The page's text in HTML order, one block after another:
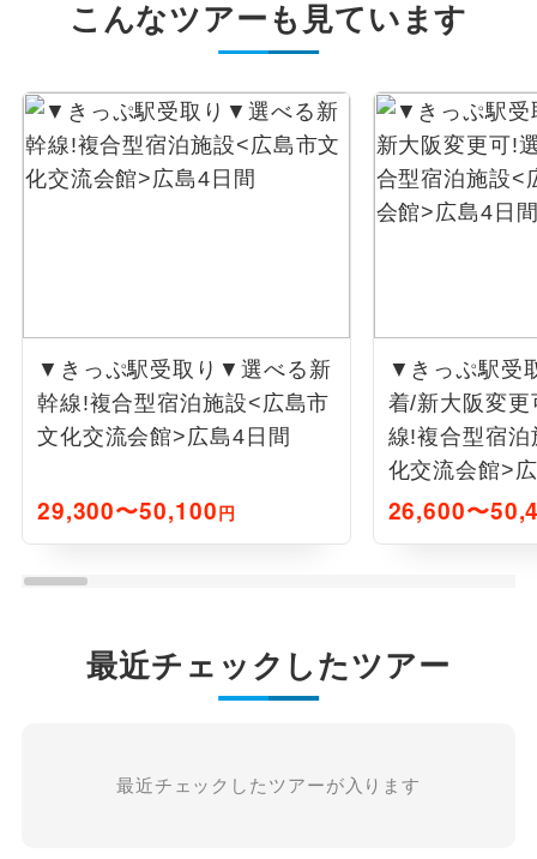
こんなツアーも見ています
▼きっぷ駅受取り▼選べる新
幹線!複合型宿泊施設<広島市
文化交流会館>広島4日間
29,300〜50,100円
▼きっぷ駅受
着/新大阪変
線!複合型宿
化交流会館>
26,600〜
最近チェックしたツアー
最近チェックしたツアーが入ります